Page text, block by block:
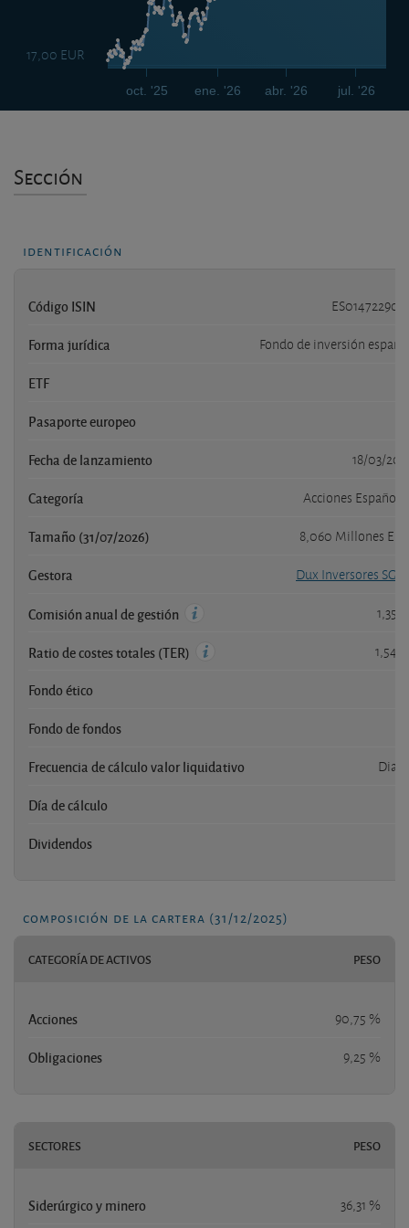
ene. '26 jul. '26
oct. '25 abr. '26
17,00 EUR
Sección
identificación
Código ISIN
Forma jurídica Fondo de inversión
ETF
Pasaporte europeo
Fecha de lanzamiento 18/03/
Categoría Acciones
Tamaño (31/07/2026) 8,060 Millones
Gestora Dux Inversores
Comisión anual de gestión 1,35
Ratio de costes totales (TER) 1,54
Fondo ético
Fondo de fondos
Frecuencia de cálculo valor liquidativo
Día de cálculo
Dividendos
composición de la cartera (31/12/2025)
CATEGORÍA DE ACTIVOS PESO
Acciones 90,75 %
Obligaciones 9,25 %
SECTORES PESO
Siderúrgico y minero 36,31 %